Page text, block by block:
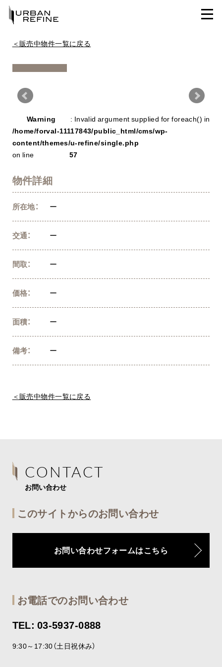
＜販売中物件一覧に戻る
Warning
: Invalid argument supplied for foreach() in
/home/forval-11117843/public_html/cms/wp-
content/themes/u-refine/single.php
on line
57
物件詳細
所在地： ー
交通： ー
間取： ー
価格： ー
面積： ー
備考： ー
＜販売中物件一覧に戻る
CONTACT
お問い合わせ
このサイトからのお問い合わせ
お問い合わせフォームはこちら
お電話でのお問い合わせ
TEL: 03-5937-0888
9:30～17:30（土日祝休み）